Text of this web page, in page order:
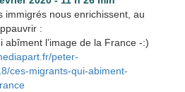
immigrés nous enrichissent, au
:
abîment l’image de la France -:)
peter-
ces-migrants-qui-abiment-